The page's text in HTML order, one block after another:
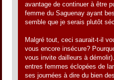
avantage de continuer à être
femme du Saguenay ayant
semble que je serais plutôt
Malgré tout, ceci saurait-t-il
vous encore insécure?
vous invite dailleurs à
entres femmes éclopées de
ses journées à dire du bien